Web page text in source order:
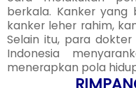
berkala. Kanker
kanker leher rahim,
Selain itu, para
Indonesia
menerapkan pola